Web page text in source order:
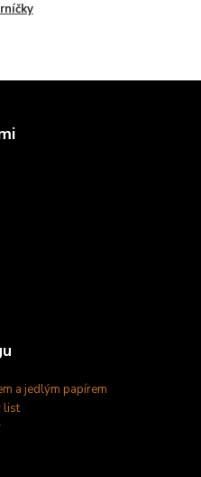
a jedlým papírem
list